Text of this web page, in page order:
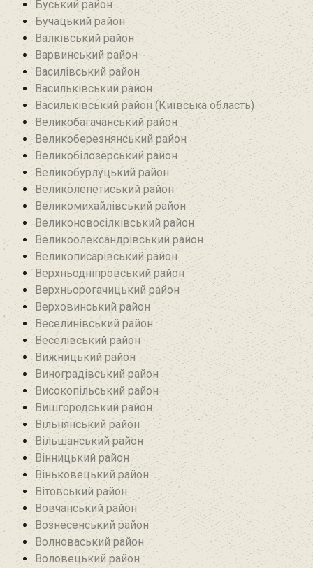
Буський район‎
Бучацький район
Валківський район
Варвинський район
Василівський район
Васильківський район
Васильківський район (Київська область)
Великобагачанський район
Великоберезнянський район
Великобілозерський район‎
Великобурлуцький район
Великолепетиський район
Великомихайлівський район‎
Великоновосілківський район‎
Великоолександрівський район
Великописарівський район
Верхньодніпровський район
Верхньорогачицький район
Верховинський район
Веселинівський район‎
Веселівський район‎
Вижницький район
Виноградівський район
Високопільський район
Вишгородський район
Вільнянський район‎
Вільшанський район
Вінницький район
Віньковецький район
Вітовський район
Вовчанський район
Вознесенський район
Волноваський район
Воловецький район